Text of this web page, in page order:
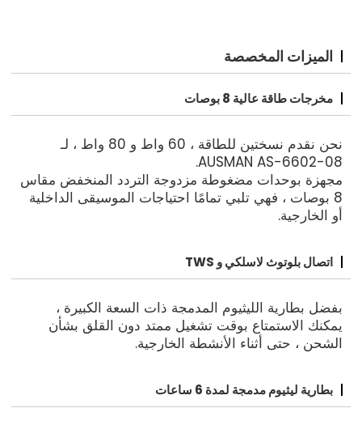
الميزات المخصصة
مخرجات طاقة عالية 8 بوصات
نحن نقدم نسختين للطاقة ، 60 واط و 80 واط ، لـ
AUSMAN AS-6602-08.
مجهزة بوحدات مضغوطة مزدوجة التردد المنخفض مقاس
8 بوصات ، فهي تلبي تمامًا احتياجات الموسيقى الداخلية
أو الخارجية.
اتصال بلوتوث لاسلكي و TWS
بفضل بطارية الليثيوم المدمجة ذات السعة الكبيرة ،
يمكنك الاستمتاع بوقت تشغيل ممتد دون القلق بشأن
الشحن ، حتى أثناء الأنشطة الخارجية.
بطارية ليثيوم مدمجة لمدة 6 ساعات